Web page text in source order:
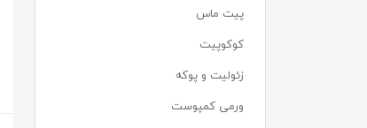
پیت ماس
کوکوپیت
زئولیت و پوکه
ورمی کمپوست